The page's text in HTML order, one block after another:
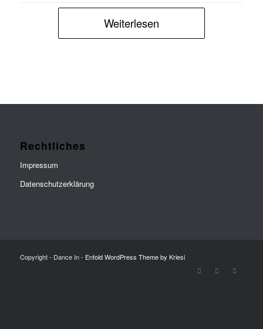
Weiterlesen
Rechtliches
Impressum
Datenschutzerklärung
Copyright - Dance In - Enfold WordPress Theme by Kriesi